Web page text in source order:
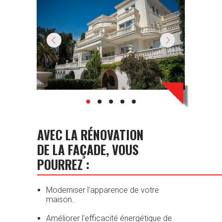
AVEC LA RÉNOVATION
DE LA FAÇADE, VOUS
POURREZ :
Moderniser l'apparence de votre
maison.
Améliorer l'efficacité énergétique de